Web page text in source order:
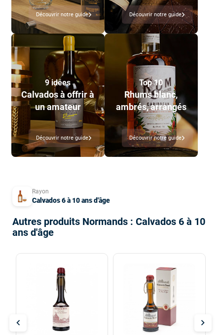
Découvrir notre guide Découvrir notre guide
9 idées
Calvados à offrir à
un amateur
Découvrir notre guide
Top 10
Rhums blanc,
ambrés, arrangés
Découvrir notre guide
Rayon
Calvados 6 à 10 ans d'âge
Autres produits Normands : Calvados 6 à 10
ans d'âge
chevron_left chevron_right